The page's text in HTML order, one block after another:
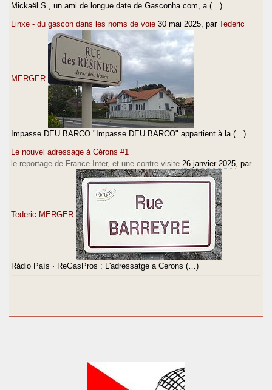
Mickaël S., un ami de longue date de Gasconha.com, a (…)
Linxe - du gascon dans les noms de voie 30 mai 2025 , par Tederic
MERGER
Impasse DEU BARCO "Impasse DEU BARCO" appartient à la (…)
Le nouvel adressage à Cérons #1
le reportage de France Inter, et une contre-visite 26 janvier 2025 , par
Tederic MERGER
Ràdio País · ReGasPros : L'adressatge a Cerons (…)